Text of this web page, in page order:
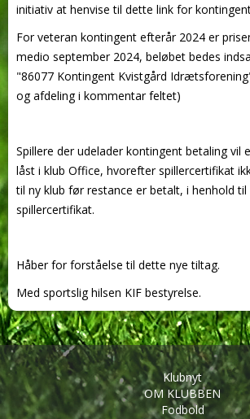
initiativ at henvise til dette link for
For veteran kontingent efterår 2024 er
medio september 2024, beløbet bedes
"86077 Kontingent Kvistgård
og afdeling i kommentar feltet)
Spillere der udelader kontingent betaling vil
låst i klub Office, hvorefter spillercertifikat
til ny klub før restance er betalt, i henhold
spillercertifikat.
Håber for forståelse til dette nye tiltag.
Med sportslig hilsen KIF bestyrelse.
Klubnyt
OM KLUBBEN
Fodbold